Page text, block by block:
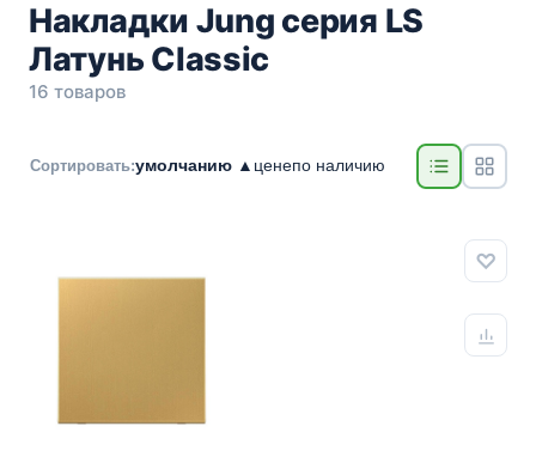
Накладки Jung серия LS
Латунь Classic
16 товаров
Сортировать:умолчанию ▲ ценепо наличию